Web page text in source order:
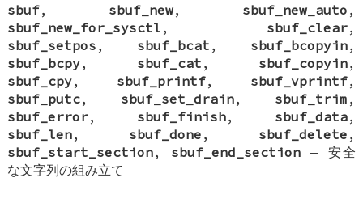
sbuf, sbuf_new, sbuf_new_auto ,
sbuf_new_for_sysctl , sbuf_clear,
sbuf_setpos , sbuf_bcat , sbuf_bcopyin,
sbuf_bcpy, sbuf_cat , sbuf_copyin,
sbuf_cpy, sbuf_printf, sbuf_vprintf,
sbuf_putc, sbuf_set_drain, sbuf_trim ,
sbuf_error, sbuf_finish, sbuf_data,
sbuf_len, sbuf_done , sbuf_delete ,
sbuf_start_section, sbuf_end_section — 安全
な文字列の組み立て